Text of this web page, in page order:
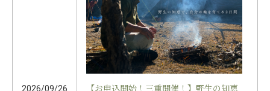
2026/09/26
【お申込開始！三重開催！】野生の知恵